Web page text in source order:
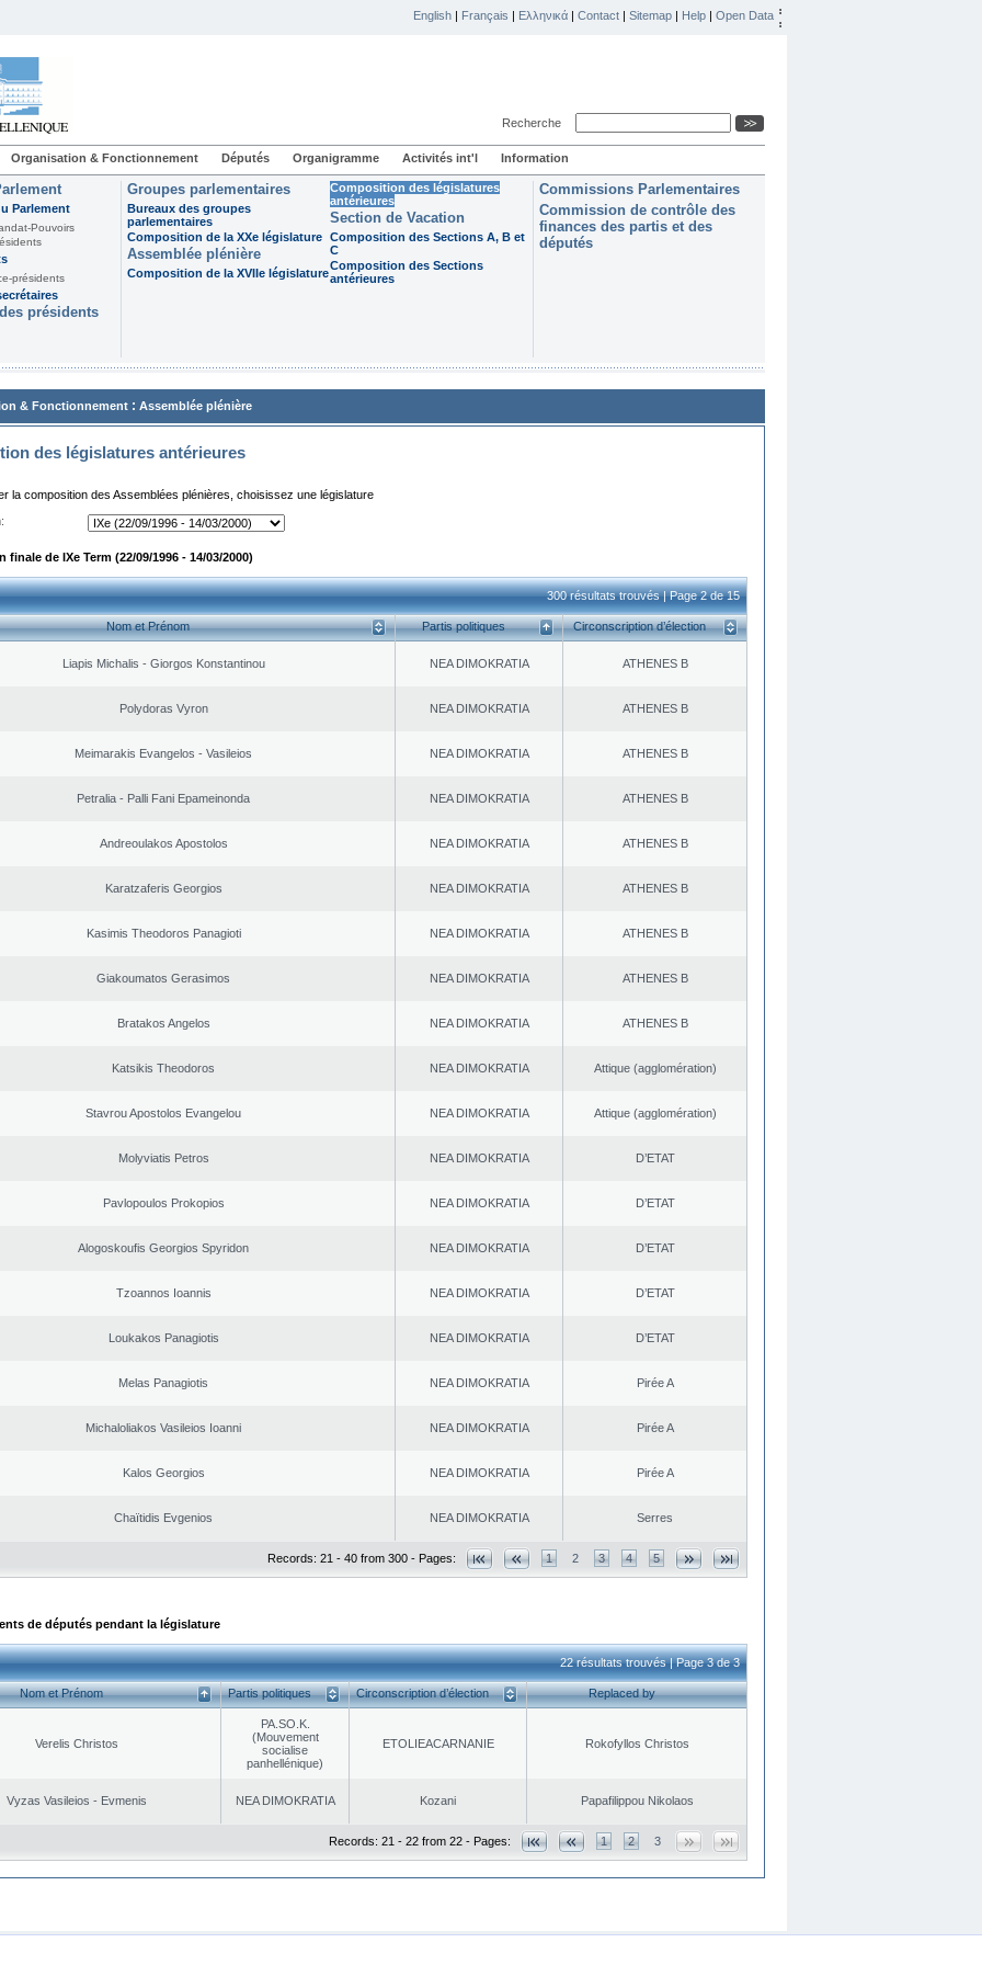
English | Français | Ελληνικά | Contact | Sitemap | Help | Open Data
Recherche
Organisation & Fonctionnement Députés Organigramme Activités int'l Information
Parlement
Pouvoirs
présidents
présidents
Groupes parlementaires
Bureaux des groupes
parlementaires
Composition de la XXe législature
Assemblée plénière
Composition de la XVIIe législature
Composition des législatures
antérieures
Section de Vacation
Composition des Sections A, B et
C
Composition des Sections
antérieures
Commissions Parlementaires
Commission de contrôle des
finances des partis et des
députés
& Fonctionnement : Assemblée plénière
des législatures antérieures
la composition des Assemblées plénières, choisissez une législature
finale de IXe Term (22/09/1996 - 14/03/2000)
300 résultats trouvés | Page 2 de 15
Nom et Prénom Partis politiques Circonscription d’élection
Liapis Michalis - Giorgos Konstantinou NEA DΙMOKRATIA ATHENES Β
Polydoras Vyron NEA DΙMOKRATIA ATHENES Β
Meimarakis Evangelos - Vasileios NEA DΙMOKRATIA ATHENES Β
Petralia - Palli Fani Epameinonda NEA DΙMOKRATIA ATHENES Β
Andreoulakos Apostolos NEA DΙMOKRATIA ATHENES Β
Karatzaferis Georgios NEA DΙMOKRATIA ATHENES Β
Kasimis Theodoros Panagioti NEA DΙMOKRATIA ATHENES Β
Giakoumatos Gerasimos NEA DΙMOKRATIA ATHENES Β
Bratakos Angelos NEA DΙMOKRATIA ATHENES Β
Katsikis Theodoros NEA DΙMOKRATIA Αttique (agglomération)
Stavrou Apostolos Evangelou NEA DΙMOKRATIA Αttique (agglomération)
Molyviatis Petros NEA DΙMOKRATIA D’ETAT
Pavlopoulos Prokopios NEA DΙMOKRATIA D’ETAT
Alogoskoufis Georgios Spyridon NEA DΙMOKRATIA D’ETAT
Tzoannos Ioannis NEA DΙMOKRATIA D’ETAT
Loukakos Panagiotis NEA DΙMOKRATIA D’ETAT
Melas Panagiotis NEA DΙMOKRATIA Pirée A
Michaloliakos Vasileios Ioanni NEA DΙMOKRATIA Pirée A
Kalos Georgios NEA DΙMOKRATIA Pirée A
Chaïtidis Evgenios NEA DΙMOKRATIA Serres
Records: 21 - 40 from 300 - Pages: 1 2 3 4 5
de députés pendant la législature
22 résultats trouvés | Page 3 de 3
Nom et Prénom Partis politiques Circonscription d’élection Replaced by
Verelis Christos
PA.SO.K.
(Mouvement
socialise
panhellénique)
EΤOLIEACARNANIE Rokofyllos Christos
Vyzas Vasileios - Evmenis NEA DΙMOKRATIA Kozani Papafilippou Nikolaos
Records: 21 - 22 from 22 - Pages: 1 2 3